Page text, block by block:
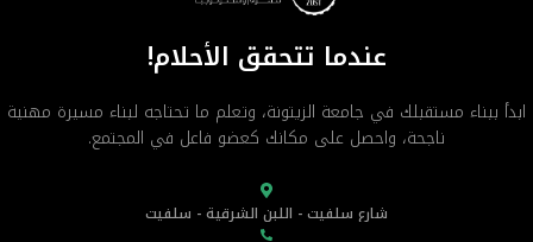
عندما تتحقق الأحلام!
ابدأ ببناء مستقبلك في جامعة الزيتونة، وتعلم ما تحتاجه لبناء مسيرة مهنية
ناجحة، واحصل على مكانك كعضو فاعل في المجتمع.
شارع سلفيت - اللبن الشرقية - سلفيت